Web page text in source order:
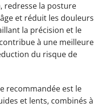
redresse la posture
et réduit les douleurs
la précision et le
à une meilleure
du risque de
recommandée est le
et lents, combinés à